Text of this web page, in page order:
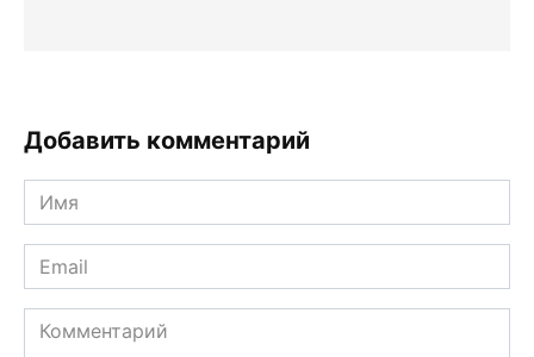
Добавить комментарий
Имя
*
Email
*
Комментарий